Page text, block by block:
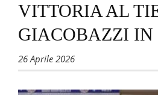
VITTORIA AL
GIACOBAZZI IN
26 Aprile 2026